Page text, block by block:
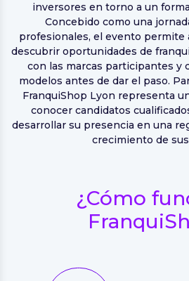
inversores en torno a un
Concebido como una
profesionales, el evento permite
descubrir oportunidades de
con las marcas participantes y
modelos antes de dar el paso.
FranquiShop Lyon representa
conocer candidatos
desarrollar su presencia en una
crecimiento de
¿Cómo